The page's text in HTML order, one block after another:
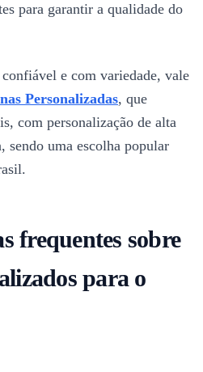
para garantir a qualidade do
e com variedade, vale
Personalizadas, que
com personalização de alta
sendo uma escolha popular
frequentes sobre
para o